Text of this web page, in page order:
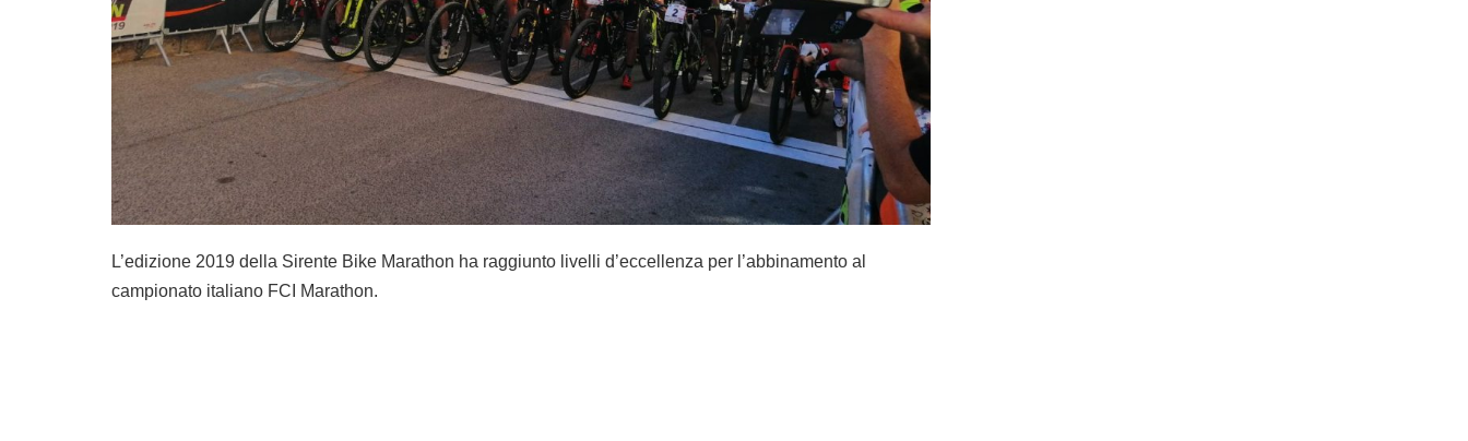
L’edizione 2019 della Sirente Bike Marathon ha raggiunto livelli d’eccellenza per l’abbinamento al
campionato italiano FCI Marathon.